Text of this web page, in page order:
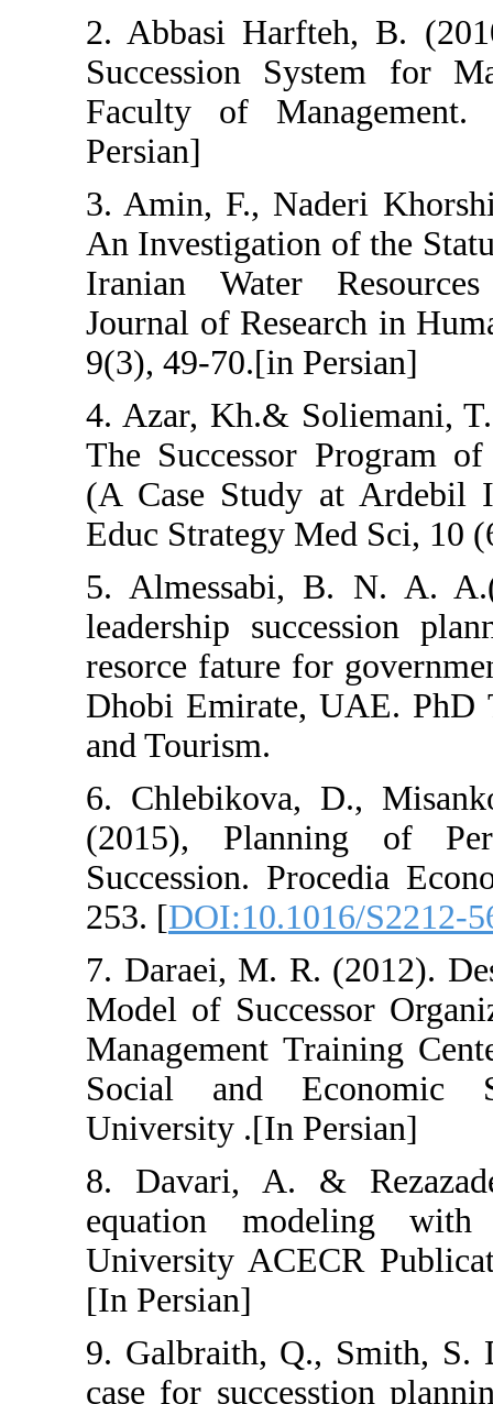
2. Abbasi
Succession
Faculty of
3. Amin, F.,
An
Iranian Water
Journal of
9(3), 49-70.[in
4. Azar, Kh.&
The
(A Case
Educ Strategy
5. Almessabi,
leadership
resorce fature
Dhobi Emirate,
and Tourism.
6.
(2015),
Succession.
253. [
7. Daraei, M.
Model of
Management
Social and
University .[In
8. Davari, A.
equation
University
9. Galbraith,
case for